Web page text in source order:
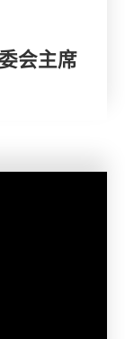
会主席